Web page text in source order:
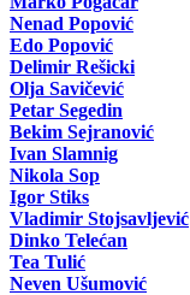
Nenad Popović
Edo Popović
Delimir Rešicki
Olja Savičević
Petar Segedin
Bekim Sejranović
Ivan Slamnig
Nikola Sop
Igor Stiks
Vladimir Stojsavljević
Dinko Telećan
Tea Tulić
Neven Ušumović